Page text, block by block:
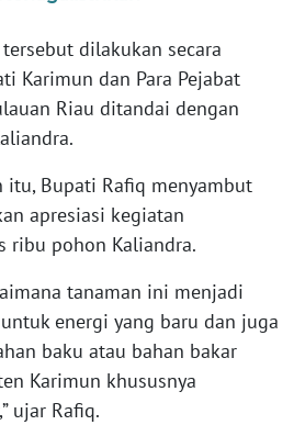
dilakukan secara
Karimun dan Para Pejabat
Riau ditandai dengan
itu, Bupati Rafiq menyambut
apresiasi kegiatan
ribu pohon Kaliandra.
tanaman ini menjadi
energi yang baru dan juga
baku atau bahan bakar
Karimun khususnya
ujar Rafiq.